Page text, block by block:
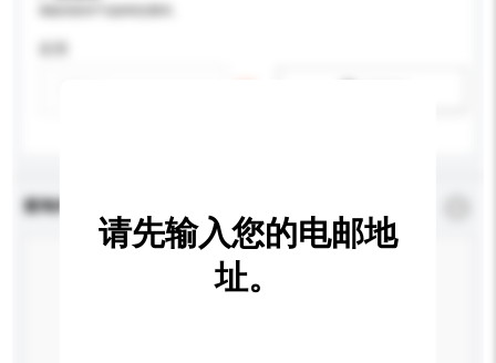
查询内容
请先输入您的电邮地
址。